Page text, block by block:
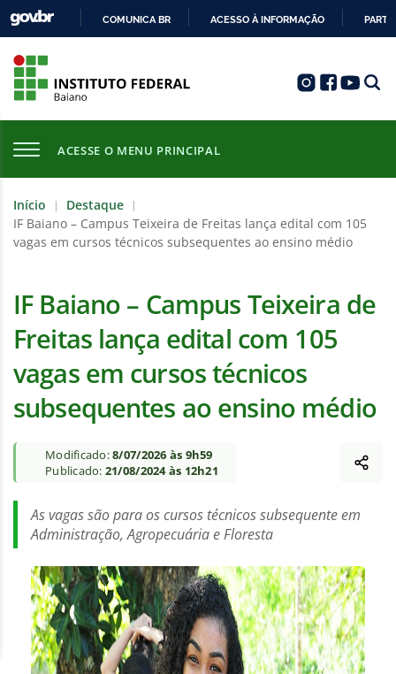
COMUNICA BR ACESSO À INFORMAÇÃO
ACESSE O MENU PRINCIPAL
Início | Destaque |
IF Baiano – Campus Teixeira de Freitas lança edital com 105
vagas em cursos técnicos subsequentes ao ensino médio
IF Baiano – Campus Teixeira de
Freitas lança edital com 105
vagas em cursos técnicos
subsequentes ao ensino médio
Modificado:8/07/2026 às 9h59
Publicado: 21/08/2024 às 12h21
As vagas são para os cursos técnicos subsequente em
Administração, Agropecuária e Floresta